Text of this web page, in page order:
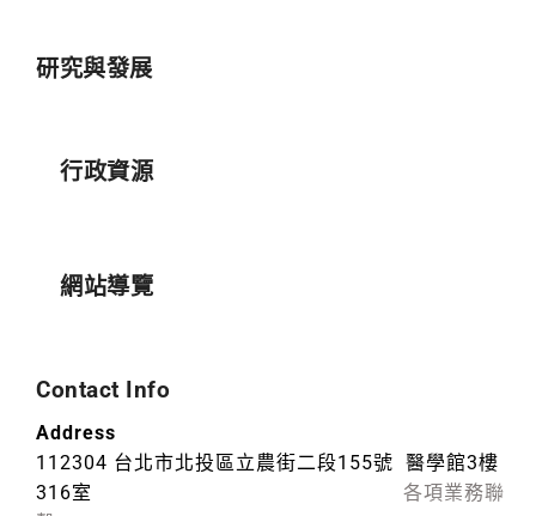
研究與發展
行政資源
網站導覽
Contact Info
Address
112304 台北市北投區立農街二段155號 醫學館3樓
316室 各項業務聯